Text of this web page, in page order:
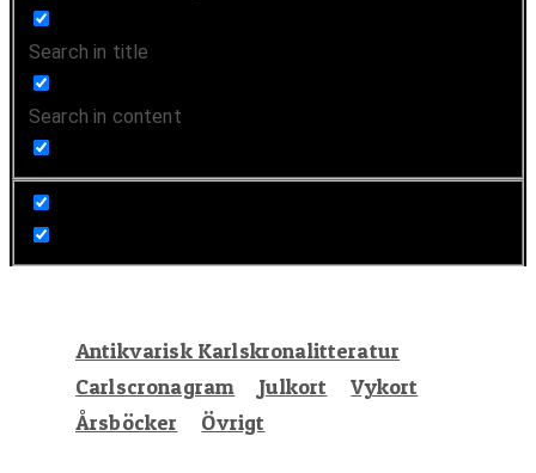
Search in title
Search in content
Antikvarisk Karlskronalitteratur
Carlscronagram
Julkort
Vykort
Årsböcker
Övrigt